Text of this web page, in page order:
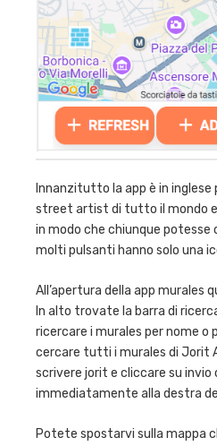
Innanzitutto la app è in inglese
street artist di tutto il mondo
in modo che chiunque potesse
molti pulsanti hanno solo una
All’apertura della app murales
In alto trovate la barra di
ricercare i murales per nome o
cercare tutti i murales di Jorit
scrivere jorit e cliccare su invio
immediatamente alla destra
Potete spostarvi sulla mappa